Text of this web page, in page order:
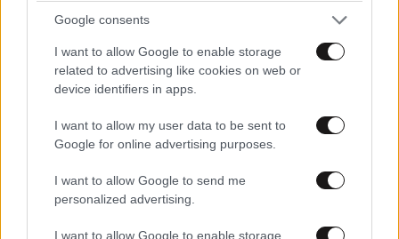
Google consents
I want to allow Google to enable storage
related to advertising like cookies on web or
device identifiers in apps.
I want to allow my user data to be sent to
Google for online advertising purposes.
I want to allow Google to send me
personalized advertising.
I want to allow Google to enable storage
ΟΙΚΟΝΟΜΙΑ1 ω. πριν
Ποιοι φορολογούμενοι θα λάβουν email ή
τηλεφώνημα από την ΑΑΔΕ για φορολογικές